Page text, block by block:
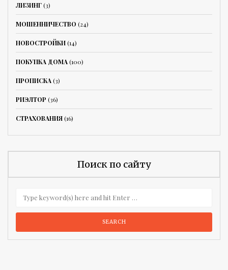
ЛИЗИНГ(3)
МОШЕННИЧЕСТВО (24)
НОВОСТРОЙКИ(14)
ПОКУПКА ДОМА(100)
ПРОПИСКА(3)
РИЭЛТОР (36)
СТРАХОВАНИЯ(16)
Поиск по сайту